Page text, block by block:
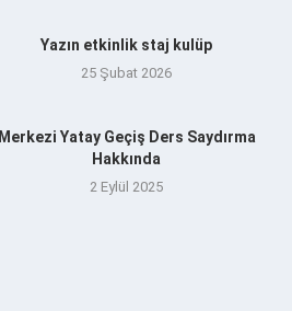
Yazın etkinlik staj kulüp
25 Şubat 2026
Merkezi Yatay Geçiş Ders Saydırma
Hakkında
2 Eylül 2025